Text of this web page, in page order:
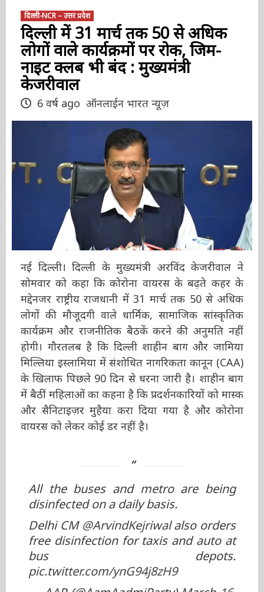
दिल्ली-NCR – उत्तर प्रदेश
दिल्ली में 31 मार्च तक 50 से अधिक
लोगों वाले कार्यक्रमों पर रोक, जिम-
नाइट क्लब भी बंद : मुख्यमंत्री
केजरीवाल
6 वर्ष ago ऑनलाईन भारत न्यूज़
नई दिल्ली। दिल्ली के मुख्यमंत्री अरविंद केजरीवाल ने
सोमवार को कहा कि कोरोना वायरस के बढ़ते कहर के
मद्देनजर राष्ट्रीय राजधानी में 31 मार्च तक 50 से अधिक
लोगों की मौजूदगी वाले धार्मिक, सामाजिक सांस्कृतिक
कार्यक्रम और राजनीतिक बैठकें करने की अनुमति नहीं
होगी। गौरतलब है कि दिल्ली शाहीन बाग और जामिया
मिल्लिया इस्लामिया में संशोधित नागरिकता कानून
(CAA) के खिलाफ पिछले 90 दिन से धरना जारी है।
शाहीन बाग में बैठीं महिलाओं का कहना है कि
प्रदर्शनकारियों को मास्क और सैनिटाइज़र मुहैया करा
दिया गया है और कोरोना वायरस को लेकर कोई डर नहीं
है।
All the buses and metro are being
disinfected on a daily basis.
Delhi CM@ArvindKejriwalalso
orders free disinfection for taxis
and auto at bus depots.
pic.twitter.com/ynG94j8zH9